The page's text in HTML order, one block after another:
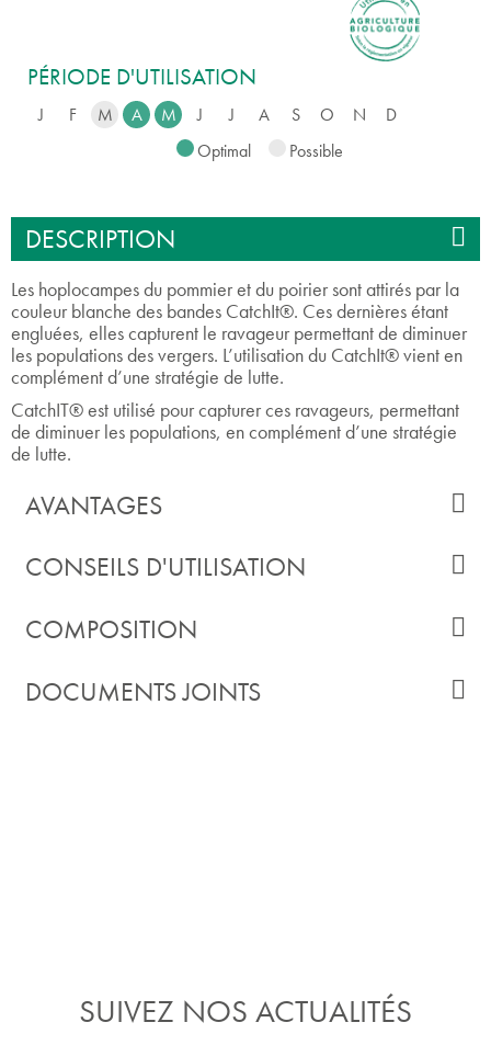
PÉRIODE D'UTILISATION
J F M A M J J A S O N
D
Optimal
Possible
DESCRIPTION
Les hoplocampes du pommier et du poirier sont attirés par la
couleur blanche des bandes CatchIt®. Ces dernières étant
engluées, elles capturent le ravageur permettant de diminuer
les populations des vergers. L’utilisation du CatchIt® vient en
complément d’une stratégie de lutte.
CatchIT® est utilisé pour capturer ces ravageurs, permettant
de diminuer les populations, en complément d’une stratégie
de lutte.
AVANTAGES
CONSEILS D'UTILISATION
COMPOSITION
DOCUMENTS JOINTS
SUIVEZ NOS ACTUALITÉS